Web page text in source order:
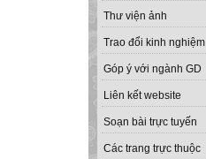
Thư viện ảnh
Trao đổi kinh nghiệm
Góp ý với ngành GD
Liên kết website
Soạn bài trực tuyến
Các trang trực thuộc